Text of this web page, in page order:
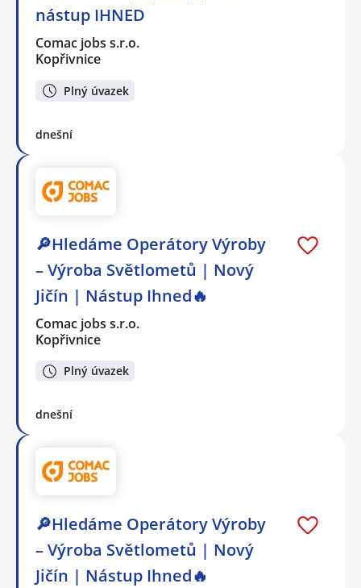
nástup IHNED
Comac jobs s.r.o.
Kopřivnice
Plný úvazek
dnešní
🔎Hledáme Operátory Výroby
– Výroba Světlometů | Nový
Jičín | Nástup Ihned🔥
Comac jobs s.r.o.
Kopřivnice
Plný úvazek
dnešní
🔎Hledáme Operátory Výroby
– Výroba Světlometů | Nový
Jičín | Nástup Ihned🔥